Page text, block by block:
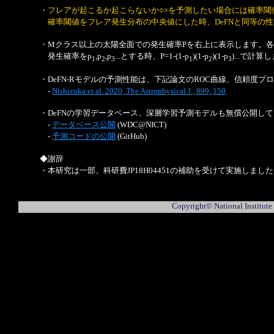
・ フレアが起こるか起こらないか○×を予測したい場合には確率
確率閾値をフレア発生分布の中央値にした時、DeFNと同等の
・Mクラス以上の太陽全面での発生確率Pを右上に表示します。
発生確率をp1,p2,p3...とする時、P=1-(1-p1)(1-p2)(1-p3)...で計算し
・DeFN-Rモデルの予測性能は、下記論文のROC曲線、信頼度プ
- Nishizuka et al. 2020, The Astrophysical J., 899, 150
・DeFNの学習データベース、深層学習予測モデルも無償公開し
- データベース公開 (WDC@NICT)
- 予測コードの公開 (GitHub)
◆謝辞
・本研究は一部、科研費JP18H04451の補助を受けて実施しまし
Copyright© National